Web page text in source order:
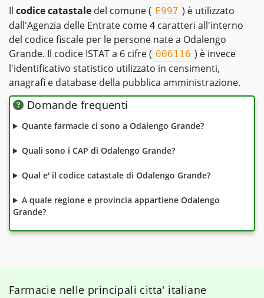
Il codice catastale del comune ( F997 ) è utilizzato
dall'Agenzia delle Entrate come 4 caratteri all'interno
del codice fiscale per le persone nate a Odalengo
Grande. Il codice ISTAT a 6 cifre ( 006116 ) è invece
l'identificativo statistico utilizzato in censimenti,
anagrafi e database della pubblica amministrazione.
Domande frequenti
Quante farmacie ci sono a Odalengo Grande?
Quali sono i CAP di Odalengo Grande?
Qual e' il codice catastale di Odalengo Grande?
A quale regione e provincia appartiene Odalengo
Grande?
Farmacie nelle principali citta' italiane